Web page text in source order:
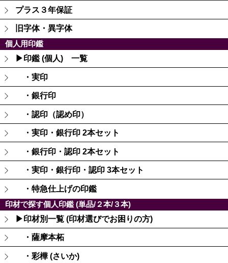
プラス３年保証
旧字体・異字体
個人用印鑑
▶印鑑 (個人) 一覧
・実印
・銀行印
・認印（認め印）
・実印・銀行印 2本セット
・銀行印・認印 2本セット
・実印・銀行印・認印 3本セット
・特急仕上げの印鑑
印材で探す個人印鑑 (単品/２本/３本)
▶印材別一覧 (印材選びでお困りの方)
・薩摩本柘
・彩樺 (さいか)